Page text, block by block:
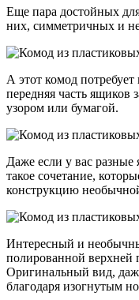
Еще пара достойных
них, симметричных и
А этот комод
передняя часть ящиков
узором или бумагой.
Даже если у вас
такое сочетание,
конструкцию
Интересный и
полированной
Оригинальный вид,
благодаря изогнутым